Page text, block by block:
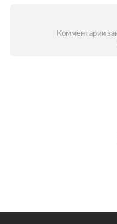
Комментарии